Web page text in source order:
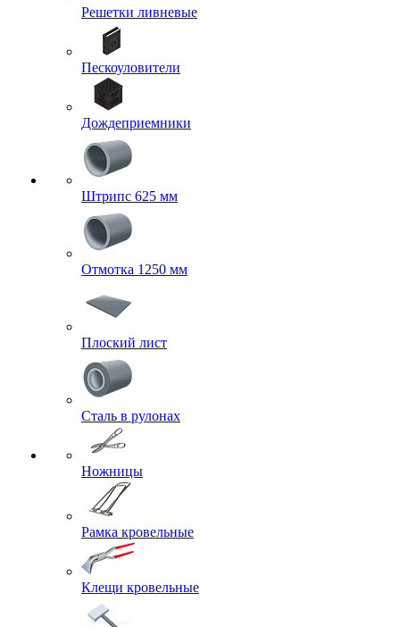
Решетки ливневые
Пескоуловители
Дождеприемники
Штрипс 625 мм
Отмотка 1250 мм
Плоский лист
Сталь в рулонах
Ножницы
Рамка кровельные
Клещи кровельные